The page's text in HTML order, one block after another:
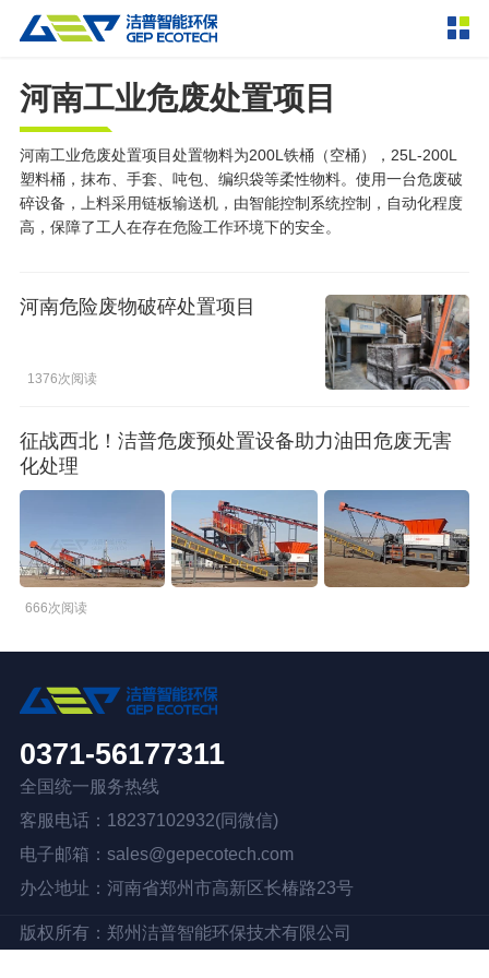
产品中心 撕碎设备
四轴撕碎机 液压粗碎机
垃圾破袋机
环锤式粉碎机 鼓式粉碎机
通用型粉碎机
破碎设备
颚式破碎机
重型锤式破碎机 移动式破碎站
液压打包机
橡胶破胶机组
风选机 滚筒筛
磁选机 涡电流分选机
解决方案
服务支持
新闻资讯
走进洁普
联系我们
河南工业危废处置项目
河南工业危废处置项目处置物料为200L铁桶（空桶），25L-200L
塑料桶，抹布、手套、吨包、编织袋等柔性物料。使用一台危废破
碎设备，上料采用链板输送机，由智能控制系统控制，自动化程度
高，保障了工人在存在危险工作环境下的安全。
河南危险废物破碎处置项目
1376次阅读
征战西北！洁普危废预处置设备助力油田危废无害
化处理
666次阅读
0371-56177311
全国统一服务热线
客服电话：18237102932(同微信)
电子邮箱：sales@gepecotech.com
办公地址：河南省郑州市高新区长椿路23号
版权所有： 郑州洁普智能环保技术有限公司